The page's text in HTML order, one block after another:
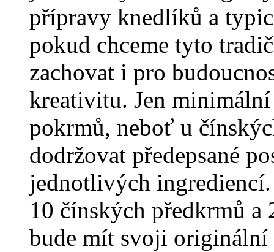
přípravy knedlíků a
pokud chceme tyto
zachovat i pro
kreativitu. Jen
pokrmů, neboť u
dodržovat předepsané
jednotlivých
10 čínských předkrmů a
bude mít svoji